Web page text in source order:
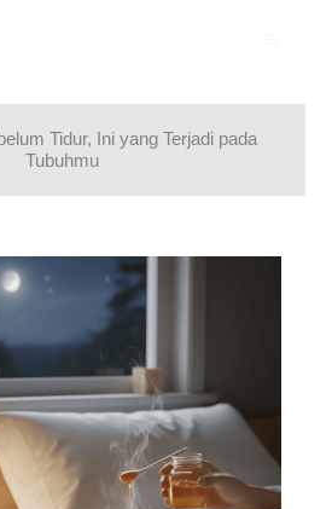
Tidur, Ini yang Terjadi pada
Tubuhmu